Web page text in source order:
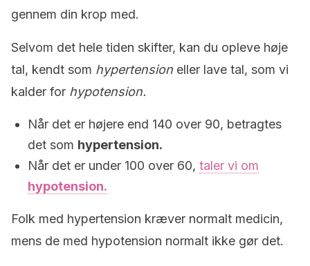
gennem din krop med.
Selvom det hele tiden skifter, kan du opleve høje
tal, kendt som hypertension eller lave tal, som vi
kalder for hypotension.
Når det er højere end 140 over 90, betragtes
det som hypertension.
Når det er under 100 over 60, taler vi om
hypotension.
Folk med hypertension kræver normalt medicin,
mens de med hypotension normalt ikke gør det.